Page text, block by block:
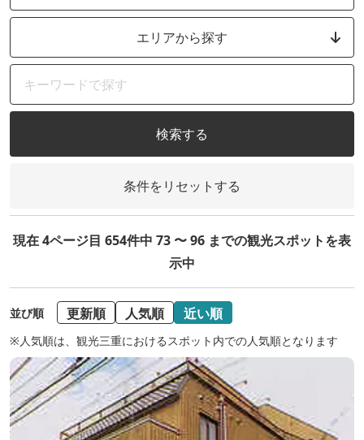
エリアから探す
検索する
条件をリセットする
現在 4ページ目 654件中 73 〜 96 までの観光スポットを表
示中
並び順 更新順 人気順 近い順
※人気順は、観光三重におけるスポット内での人気順となります